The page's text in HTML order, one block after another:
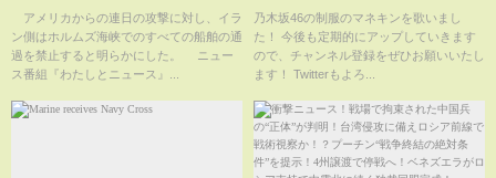
権時よりも厳しい条件を…」国
際政治学者がトランプ氏の“思
惑”を分析(ABEMA TIMES)
アメリカからの連日の攻撃に対し、イラ
ン側はホルムズ海峡でのすべての船舶の通
過を禁止すると明らかにした。 ニュー
ス番組『わたしとニュース』...
乃木坂46の制服のマネキンを歌いまし
た！ 今後も定期的にアップしていきます
ので、チャンネル登録をぜひお願いいたし
ます！ Twitterもよろ...